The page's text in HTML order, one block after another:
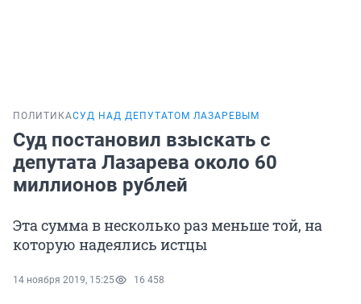
ПОЛИТИКАСУД НАД ДЕПУТАТОМ ЛАЗАРЕВЫМ
Суд постановил взыскать с
депутата Лазарева около 60
миллионов рублей
Эта сумма в несколько раз меньше той, на
которую надеялись истцы
14 ноября 2019, 15:25 16 458